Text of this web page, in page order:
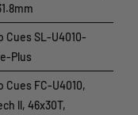
Cues SL-U4010-
Plus
Cues FC-U4010,
ll, 46x30T,